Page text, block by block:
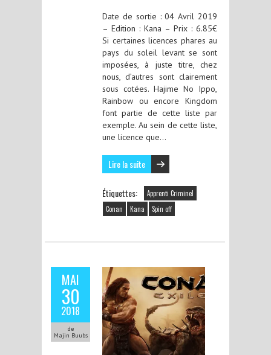
Date de sortie : 04 Avril 2019
– Edition : Kana – Prix : 6.85€
Si certaines licences phares au
pays du soleil levant se sont
imposées, à juste titre, chez
nous, d’autres sont clairement
sous cotées. Hajime No Ippo,
Rainbow ou encore Kingdom
font partie de cette liste par
exemple. Au sein de cette liste,
une licence que…
Lire la suite
Étiquettes:
Apprenti Criminel
Conan
Kana Spin off
MAI
30
2018
de
Majin Buubs